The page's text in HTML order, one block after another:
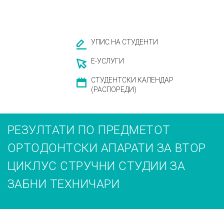
УПИС НА СТУДЕНТИ
Е-УСЛУГИ
СТУДЕНТСКИ КАЛЕНДАР
(РАСПОРЕДИ)
РЕЗУЛТАТИ ПО ПРЕДМЕТОТ
ОРТОДОНТСКИ АПАРАТИ ЗА ВТОР
ЦИКЛУС СТРУЧНИ СТУДИИ ЗА
ЗАБНИ ТЕХНИЧАРИ